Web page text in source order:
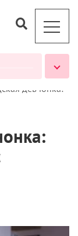
девчонка: